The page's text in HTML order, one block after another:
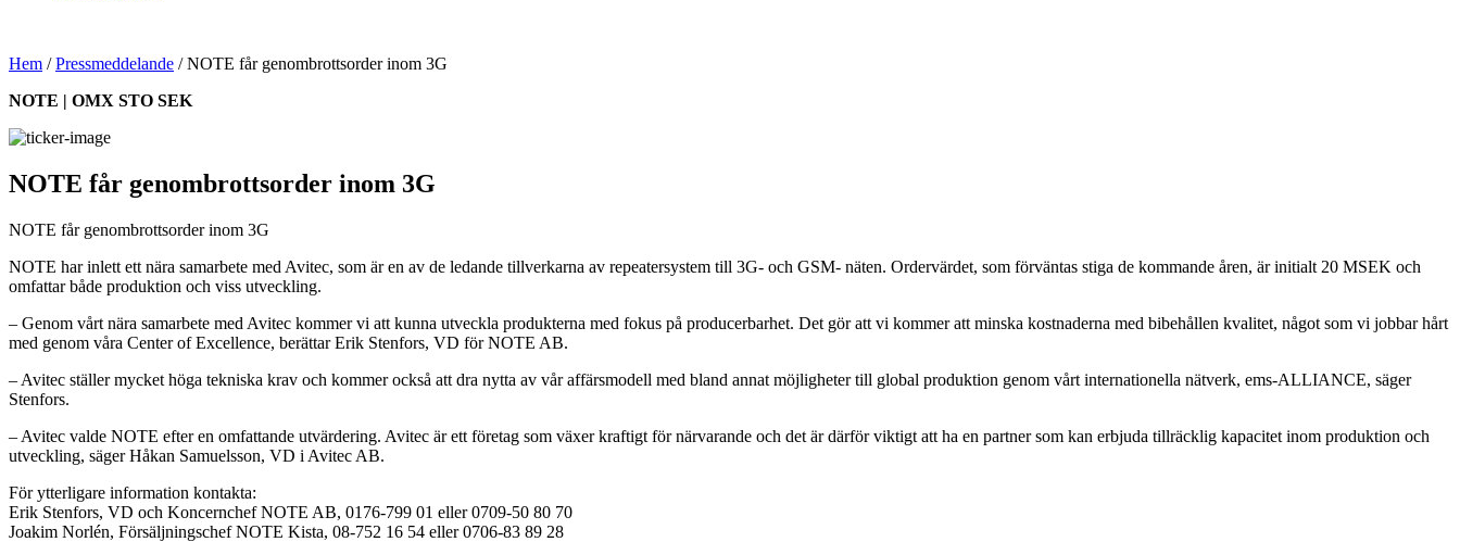
Hem /Pressmeddelande /NOTE får genombrottsorder inom 3G
NOTE | OMX STO SEK
NOTE får genombrottsorder inom 3G
NOTE får genombrottsorder inom 3G
NOTE har inlett ett nära samarbete med Avitec, som är en av de ledande tillverkarna av repeatersystem till 3G- och GSM- näten. Ordervärdet, som förväntas stiga de kommande åren, är initialt 20 MSEK och
omfattar både produktion och viss utveckling.
– Genom vårt nära samarbete med Avitec kommer vi att kunna utveckla produkterna med fokus på producerbarhet. Det gör att vi kommer att minska kostnaderna med bibehållen kvalitet, något som vi jobbar hårt
med genom våra Center of Excellence, berättar Erik Stenfors, VD för NOTE AB.
– Avitec ställer mycket höga tekniska krav och kommer också att dra nytta av vår affärsmodell med bland annat möjligheter till global produktion genom vårt internationella nätverk, ems-ALLIANCE, säger
Stenfors.
– Avitec valde NOTE efter en omfattande utvärdering. Avitec är ett företag som växer kraftigt för närvarande och det är därför viktigt att ha en partner som kan erbjuda tillräcklig kapacitet inom produktion och
utveckling, säger Håkan Samuelsson, VD i Avitec AB.
För ytterligare information kontakta:
Erik Stenfors, VD och Koncernchef NOTE AB, 0176-799 01 eller 0709-50 80 70
Joakim Norlén, Försäljningschef NOTE Kista, 08-752 16 54 eller 0706-83 89 28